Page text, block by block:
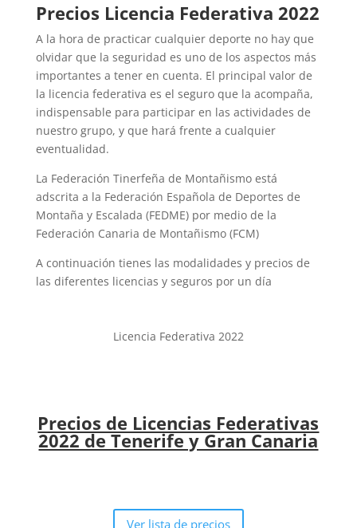
Precios Licencia Federativa 2022
A la hora de practicar cualquier deporte no hay que
olvidar que la seguridad es uno de los aspectos más
importantes a tener en cuenta. El principal valor de
la licencia federativa es el seguro que la acompaña,
indispensable para participar en las actividades de
nuestro grupo, y que hará frente a cualquier
eventualidad.
La Federación Tinerfeña de Montañismo está
adscrita a la Federación Española de Deportes de
Montaña y Escalada (FEDME) por medio de la
Federación Canaria de Montañismo (FCM)
A continuación tienes las modalidades y precios de
las diferentes licencias y seguros por un día
Licencia Federativa 2022
Precios de Licencias Federativas
2022 de Tenerife y Gran Canaria
Ver lista de precios